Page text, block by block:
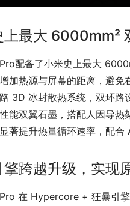
上最大 6000mm²
配备了小米史上最大
加热源与屏幕的距离，避
3D 冰封散热系统，双环
能双翼石墨，搭配人因导
著提升热量循环速率，配合
擎跨越升级，实现
在 Hypercore + 狂暴引擎